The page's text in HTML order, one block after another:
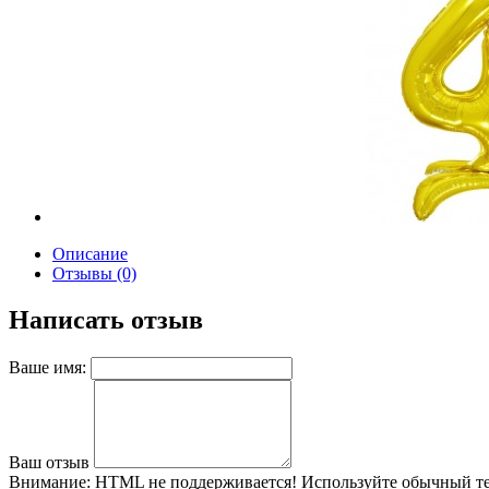
Описание
Отзывы (0)
Написать отзыв
Ваше имя:
Ваш отзыв
Внимание: HTML не поддерживается! Используйте обычный